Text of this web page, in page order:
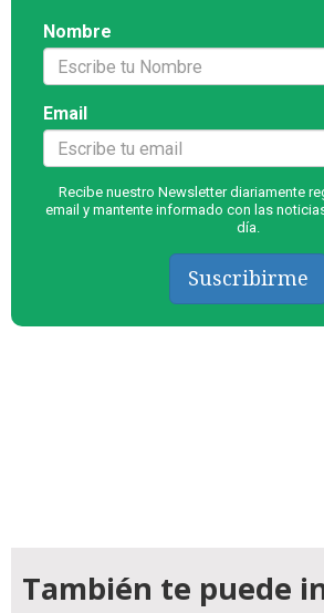
Nombre
Email
Recibe nuestro Newsletter diariamente
email y mantente informado con las
día.
Suscribirme
También te puede